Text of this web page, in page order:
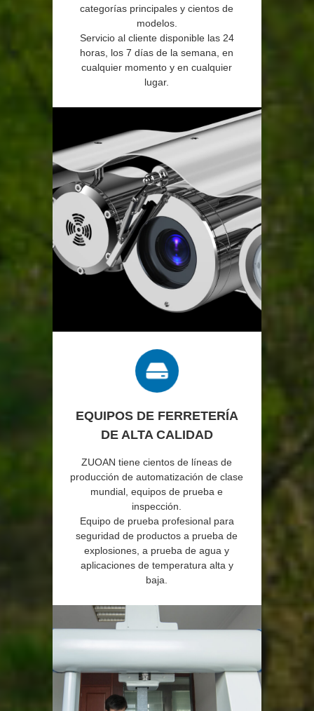
categorías principales y cientos de
modelos.
Servicio al cliente disponible las 24
horas, los 7 días de la semana, en
cualquier momento y en cualquier
lugar.
EQUIPOS DE FERRETERÍA
DE ALTA CALIDAD
ZUOAN tiene cientos de líneas de
producción de automatización de clase
mundial, equipos de prueba e
inspección.
Equipo de prueba profesional para
seguridad de productos a prueba de
explosiones, a prueba de agua y
aplicaciones de temperatura alta y
baja.